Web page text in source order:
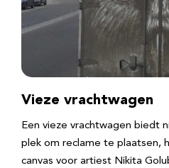
Vieze vrachtwagen
Een vieze vrachtwagen biedt
plek om reclame te plaatsen,
canvas voor artiest Nikita